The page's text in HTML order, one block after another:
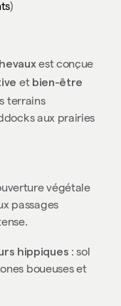
)
est conçue
et bien-être
terrains
aux prairies
végétale
passages
hippiques : sol
boueuses et